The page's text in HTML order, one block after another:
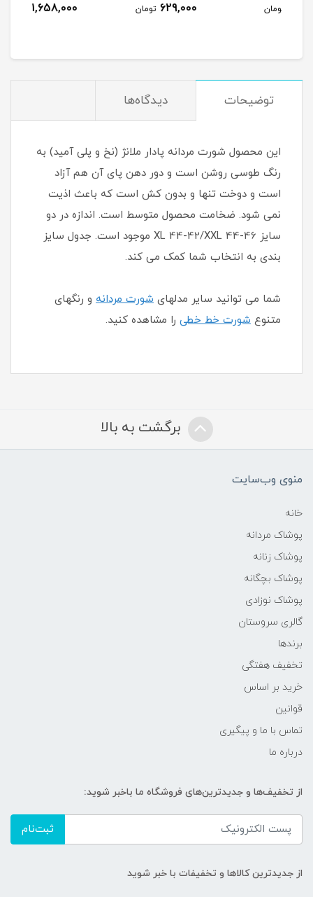
629,000 تومان 1,658,000 تومان
توضیحات دیدگاه‌ها
این محصول شورت مردانه پادار ملانژ (نخ و پلی آمید) به
رنگ طوسی روشن است و دور دهن پای آن هم آزاد
است و دوخت تنها و بدون کش است که باعث اذیت
نمی شود. ضخامت محصول متوسط است. اندازه در دو
سایز XL 44-42/XXL 44-46 موجود است. جدول سایز
بندی به انتخاب شما کمک می کند.
شما می توانید سایر مدلهای شورت مردانه و رنگهای
متنوع شورت خط خطی را مشاهده کنید.
برگشت به بالا
منوی وب‌سایت
خانه
پوشاک مردانه
پوشاک زنانه
پوشاک بچگانه
پوشاک نوزادی
گالری سروستان
برندها
تخفیف هفتگی
خرید بر اساس
قوانین
تماس با ما و پیگیری
درباره ما
از تخفیف‌ها و جدیدترین‌های فروشگاه ما باخبر شوید:
ثبت‌نام
از جدیدترین کالاها و تخفیفات با خبر شوید